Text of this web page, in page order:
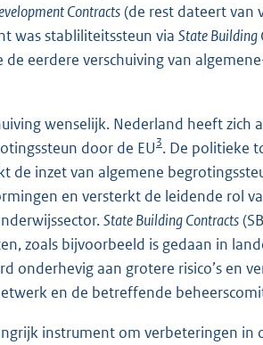
Contracts(de rest dateert van
was stabliliteitssteun via State Building
eerdere verschuiving van
wenselijk. Nederland heeft zich
door de EU3. De politieke
de inzet van algemene
en versterkt de leidende rol
State Building Contracts
zoals bijvoorbeeld is gedaan in
onderhevig aan grotere risico’s en
en de betreffende
instrument om verbeteringen